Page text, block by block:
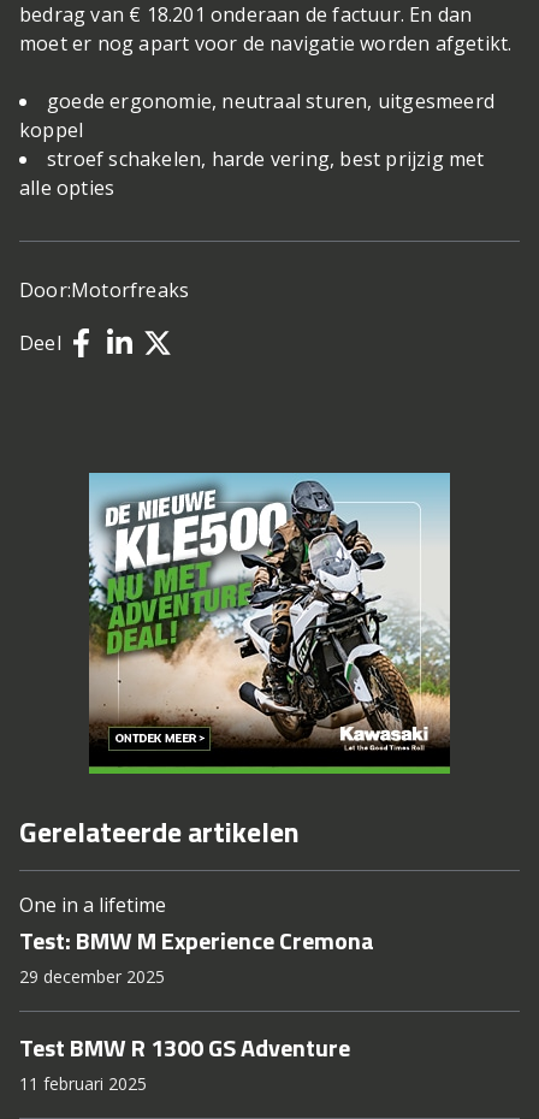
bedrag van € 18.201 onderaan de factuur. En dan
moet er nog apart voor de navigatie worden afgetikt.
goede ergonomie, neutraal sturen, uitgesmeerd
koppel
stroef schakelen, harde vering, best prijzig met
alle opties
Door:Motorfreaks
Deel
Gerelateerde artikelen
One in a lifetime
Test: BMW M Experience Cremona
29 december 2025
Test BMW R 1300 GS Adventure
11 februari 2025